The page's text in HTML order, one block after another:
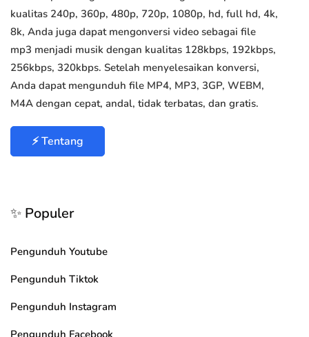
kualitas 240p, 360p, 480p, 720p, 1080p, hd, full hd, 4k,
8k, Anda juga dapat mengonversi video sebagai file
mp3 menjadi musik dengan kualitas 128kbps, 192kbps,
256kbps, 320kbps. Setelah menyelesaikan konversi,
Anda dapat mengunduh file MP4, MP3, 3GP, WEBM,
M4A dengan cepat, andal, tidak terbatas, dan gratis.
⚡ Tentang
✨ Populer
Pengunduh Youtube
Pengunduh Tiktok
Pengunduh Instagram